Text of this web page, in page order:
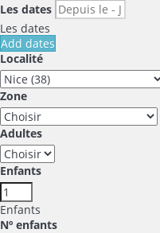
Les dates
Les dates
Add dates
Localité
Zone
Adultes
Enfants
Enfants
Nº enfants